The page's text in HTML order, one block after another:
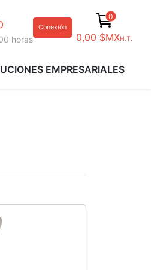
horas
Conexión
0
0,00 $MXH.T.
EMPRESARIALES